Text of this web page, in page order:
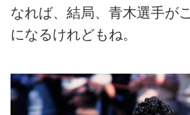
なれば、結局、青木選手が
になるけれどもね。